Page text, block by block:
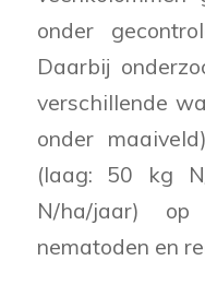
onder
Daarbij
verschillende
onder
(laag: 50 kg
N/ha/jaar) op
nematoden en